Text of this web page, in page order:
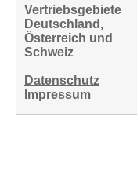
Vertriebsgebiete
Deutschland,
Österreich und
Schweiz
Datenschutz
Impressum